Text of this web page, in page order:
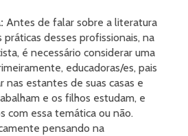
Antes de falar sobre a literatura
desses profissionais, na
é necessário considerar uma
educadoras/es, pais
nas estantes de suas casas e
e os filhos estudam, e
com essa temática ou não.
pensando na